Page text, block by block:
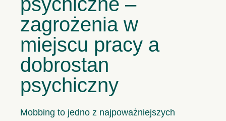
zagrożenia w
miejscu pracy a
dobrostan
psychiczny
Mobbing to jedno z najpoważniejszych